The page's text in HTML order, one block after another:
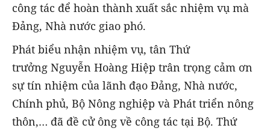
công tác để hoàn thành xuất sắc nhiệm vụ mà
Đảng, Nhà nước giao phó.
Phát biểu nhận nhiệm vụ, tân Thứ
trưởng Nguyễn Hoàng Hiệp trân trọng cảm ơn
sự tín nhiệm của lãnh đạo Đảng, Nhà nước,
Chính phủ, Bộ Nông nghiệp và Phát triển nông
thôn,… đã đề cử ông về công tác tại Bộ. Thứ